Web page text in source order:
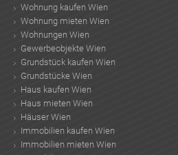
Wohnung kaufen Wien
Wohnung mieten Wien
Wohnungen Wien
Gewerbeobjekte Wien
Grundstück kaufen Wien
Grundstücke Wien
Haus kaufen Wien
Haus mieten Wien
Häuser Wien
Immobilien kaufen Wien
Immobilien mieten Wien